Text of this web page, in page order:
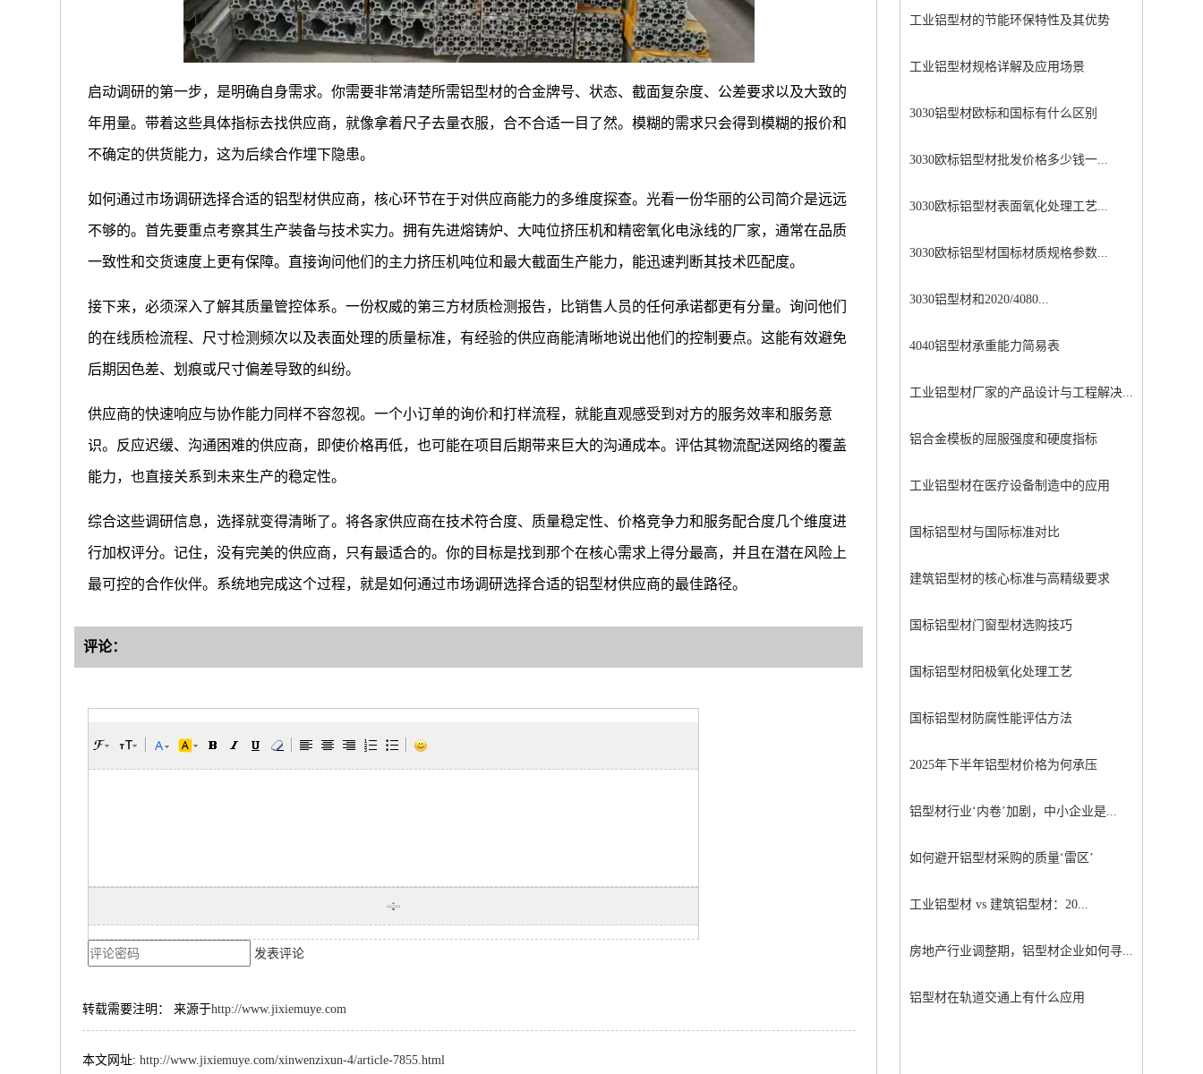
启动调研的第一步，是明确自身需求。你需要非常清楚所需铝型材的合金牌号、状态、截面复杂度、公差要求以及大致的
年用量。带着这些具体指标去找供应商，就像拿着尺子去量衣服，合不合适一目了然。模糊的需求只会得到模糊的报价和
不确定的供货能力，这为后续合作埋下隐患。
如何通过市场调研选择合适的铝型材供应商，核心环节在于对供应商能力的多维度探查。光看一份华丽的公司简介是远远
不够的。首先要重点考察其生产装备与技术实力。拥有先进熔铸炉、大吨位挤压机和精密氧化电泳线的厂家，通常在品质
一致性和交货速度上更有保障。直接询问他们的主力挤压机吨位和最大截面生产能力，能迅速判断其技术匹配度。
接下来，必须深入了解其质量管控体系。一份权威的第三方材质检测报告，比销售人员的任何承诺都更有分量。询问他们
的在线质检流程、尺寸检测频次以及表面处理的质量标准，有经验的供应商能清晰地说出他们的控制要点。这能有效避免
后期因色差、划痕或尺寸偏差导致的纠纷。
供应商的快速响应与协作能力同样不容忽视。一个小订单的询价和打样流程，就能直观感受到对方的服务效率和服务意
识。反应迟缓、沟通困难的供应商，即使价格再低，也可能在项目后期带来巨大的沟通成本。评估其物流配送网络的覆盖
能力，也直接关系到未来生产的稳定性。
综合这些调研信息，选择就变得清晰了。将各家供应商在技术符合度、质量稳定性、价格竞争力和服务配合度几个维度进
行加权评分。记住，没有完美的供应商，只有最适合的。你的目标是找到那个在核心需求上得分最高，并且在潜在风险上
最可控的合作伙伴。系统地完成这个过程，就是如何通过市场调研选择合适的铝型材供应商的最佳路径。
评论：
发表评论
转载需要注明： 来源于http://www.jixiemuye.com
本文网址:http://www.jixiemuye.com/xinwenzixun-4/article-7855.html
工业铝型材的节能环保特性及其优势
工业铝型材规格详解及应用场景
3030铝型材欧标和国标有什么区别
3030欧标铝型材批发价格多少钱一...
3030欧标铝型材表面氧化处理工艺...
3030欧标铝型材国标材质规格参数...
3030铝型材和2020/4080...
4040铝型材承重能力简易表
工业铝型材厂家的产品设计与工程解决...
铝合金模板的屈服强度和硬度指标
工业铝型材在医疗设备制造中的应用
国标铝型材与国际标准对比
建筑铝型材的核心标准与高精级要求
国标铝型材门窗型材选购技巧
国标铝型材阳极氧化处理工艺
国标铝型材防腐性能评估方法
2025年下半年铝型材价格为何承压
铝型材行业‘内卷’加剧，中小企业是...
如何避开铝型材采购的质量‘雷区’
工业铝型材 vs 建筑铝型材：20...
房地产行业调整期，铝型材企业如何寻...
铝型材在轨道交通上有什么应用